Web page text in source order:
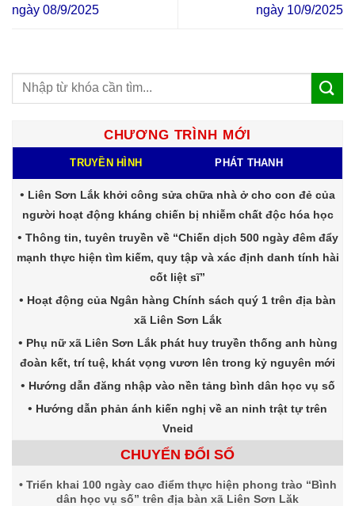
ngày 08/9/2025
ngày 10/9/2025
CHƯƠNG TRÌNH MỚI
TRUYỀN HÌNH PHÁT THANH
Liên Sơn Lắk khởi công sửa chữa nhà ở cho con đẻ của
người hoạt động kháng chiến bị nhiễm chất độc hóa học
Thông tin, tuyên truyền về “Chiến dịch 500 ngày đêm đẩy
mạnh thực hiện tìm kiếm, quy tập và xác định danh tính hài
cốt liệt sĩ”
Hoạt động của Ngân hàng Chính sách quý 1 trên địa bàn
xã Liên Sơn Lắk
Phụ nữ xã Liên Sơn Lắk phát huy truyền thống anh hùng
đoàn kết, trí tuệ, khát vọng vươn lên trong kỷ nguyên mới
Hướng dẫn đăng nhập vào nền tảng bình dân học vụ số
Hướng dẫn phản ánh kiến nghị về an ninh trật tự trên
Vneid
CHUYỂN ĐỔI SỐ
Triển khai 100 ngày cao điểm thực hiện phong trào “Bình
dân học vụ số” trên địa bàn xã Liên Sơn Lăk